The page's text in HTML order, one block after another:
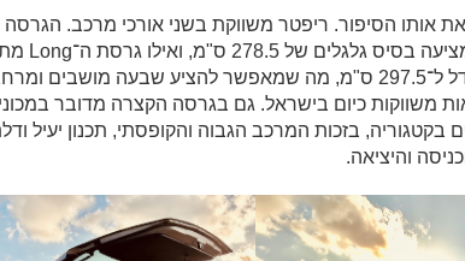
אותו הסיפור. ריפטר משווקת בשני אורכי מרכב.
מטר ובסיס גלגליה גדל ל־297.5 ס"מ, מה שמאפשר להציע שבעה מושבים
משווקות כיום בישראל. גם בגרסה הקצרה מדובר
בקטגוריה, בזכות המרכב הגבוה והקופסתי, תכנון יעיל
והיציאה.